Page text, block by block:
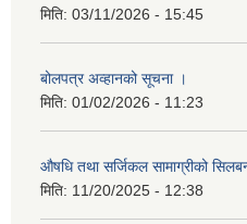
मिति: 03/11/2026 - 15:45
बोलपत्र अव्हानको सूचना ।
मिति: 01/02/2026 - 11:23
औषधि तथा सर्जिकल सामाग्रीको
मिति: 11/20/2025 - 12:38